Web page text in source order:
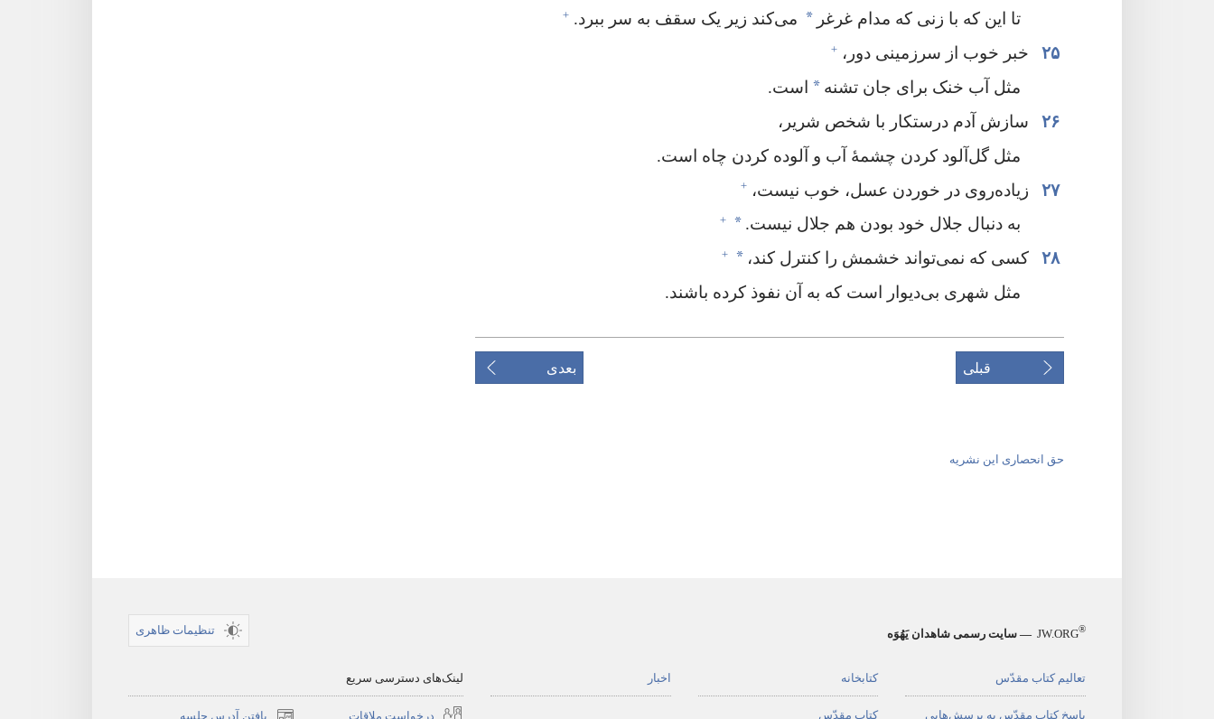
تا این که با زنی که مدام غرغر * می‌کند زیر یک سقف به سر ببرد.‏ +
۲۵ خبر خوب از سرزمینی دور،‏ +
مثل آب خنک برای جان تشنه * است.‏
۲۶
سازش آدم درستکار با شخص شریر،‏
مثل گل‌آلود کردن چشمهٔ آب و آلوده کردن چاه است.‏
۲۷
زیاده‌روی در خوردن عسل،‏ خوب نیست،‏ +
به دنبال جلال خود بودن هم جلال نیست.‏ *
+
۲۸ کسی که نمی‌تواند خشمش را کنترل کند،‏ *
+
مثل شهری بی‌دیوار است که به آن نفوذ کرده باشند.‏
قبلی بعدی
حق انحصاری این نشریه
JW.ORG® — سایت رسمی شاهدان یَهُوَه تنظیمات ظاهری
تعالیم کتاب مقدّس
پاسخ کتاب مقدّس به پرسش‌هایی
کتابخانه
کتاب مقدّس
اخبار لینک‌های دسترسی سریع
درخواست ملاقات یافتن آدرس جلسه